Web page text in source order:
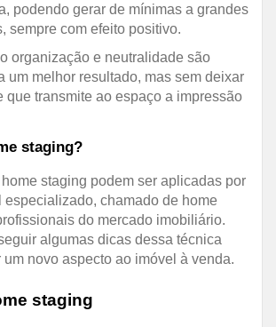
podendo gerar de mínimas a grandes
sempre com efeito positivo.
organização e neutralidade são
um melhor resultado, mas sem deixar
que transmite ao espaço a impressão
staging?
staging podem ser aplicadas por
especializado, chamado de home
do mercado imobiliário.
algumas dicas dessa técnica
novo aspecto ao imóvel à venda.
staging